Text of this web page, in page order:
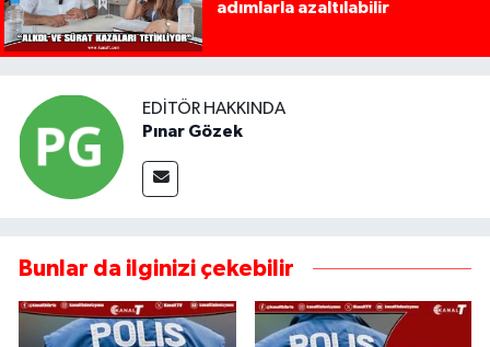
adımlarla azaltılabilir
EDITÖR HAKKINDA
Pınar Gözek
Bunlar da ilginizi çekebilir